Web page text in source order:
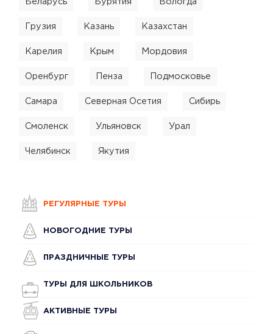
Беларусь Бурятия Вологда
Грузия Казань Казахстан
Карелия Крым Мордовия
Оренбург Пенза Подмосковье
Самара Северная Осетия Сибирь
Смоленск Ульяновск Урал
Челябинск Якутия
РЕГУЛЯРНЫЕ ТУРЫ
НОВОГОДНИЕ ТУРЫ
ПРАЗДНИЧНЫЕ ТУРЫ
ТУРЫ ДЛЯ ШКОЛЬНИКОВ
АКТИВНЫЕ ТУРЫ